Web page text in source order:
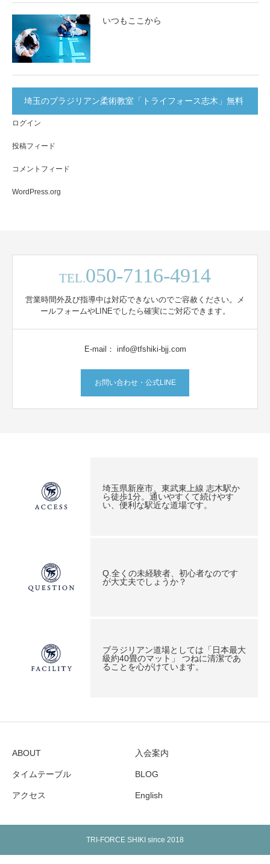
いつもここから
埼玉のブラジリアン柔術教室「トライフォース志木」無料
体験実施中！
ログイン
投稿フィード
コメントフィード
WordPress.org
TEL.050-7116-4914
営業時間外及び指導中は対応できないのでご容赦ください。メ
ールフォームやLINEでしたら確実にご対応できます。
E-mail： info@tfshiki-bjj.com
お問い合わせ・公式LINE
埼玉県新座市、東武東上線 志木駅か
ら徒歩1分。通いやすくて続けやす
い、便利な駅近な道場です。
Q.全くの未経験者、初心者なのです
が大丈夫でしょうか？
ブラジリアン道場としては「日本最大
級約40畳のマット」 つねに清潔であ
ることを心がけています。
ABOUT 入会案内
タイムテーブル BLOG
アクセス English
TRI-FORCE SHIKI since 2018